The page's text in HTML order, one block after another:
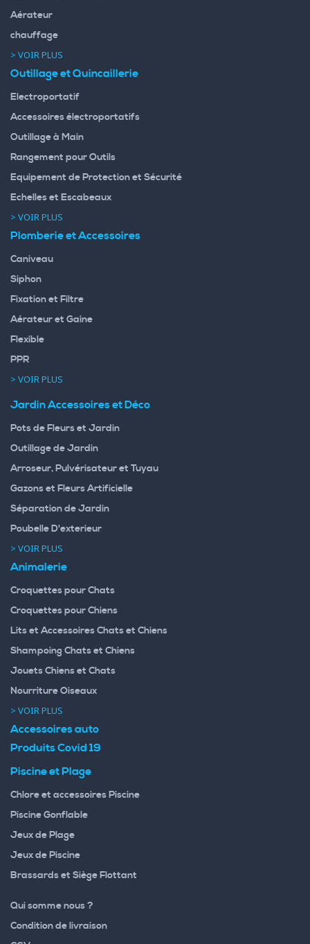
Aérateur
chauffage
> VOIR PLUS
Outillage et Quincaillerie
Electroportatif
Accessoires électroportatifs
Outillage à Main
Rangement pour Outils
Equipement de Protection et Sécurité
Echelles et Escabeaux
> VOIR PLUS
Plomberie et Accessoires
Caniveau
Siphon
Fixation et Filtre
Aérateur et Gaine
Flexible
PPR
> VOIR PLUS
Jardin Accessoires et Déco
Pots de Fleurs et Jardin
Outillage de Jardin
Arroseur, Pulvérisateur et Tuyau
Gazons et Fleurs Artificielle
Séparation de Jardin
Poubelle D'exterieur
> VOIR PLUS
Animalerie
Croquettes pour Chats
Croquettes pour Chiens
Lits et Accessoires Chats et Chiens
Shampoing Chats et Chiens
Jouets Chiens et Chats
Nourriture Oiseaux
> VOIR PLUS
Accessoires auto
Produits Covid 19
Piscine et Plage
Chlore et accessoires Piscine
Piscine Gonflable
Jeux de Plage
Jeux de Piscine
Brassards et Siège Flottant
Qui somme nous ?
Condition de livraison